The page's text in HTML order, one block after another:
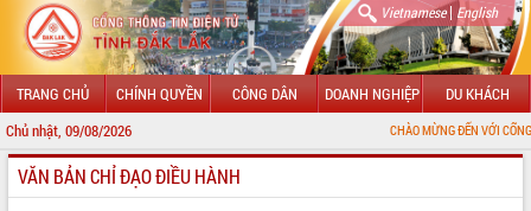
Vietnamese| English
TRANG CHỦ CHÍNH QUYỀN CÔNG DÂN DOANH NGHIỆP DU KHÁCH
Chủ nhật, 09/08/2026 CHÀO MỪNG ĐẾN VỚI CỔNG THÔNG
GIỚI THIỆU
VĂN BẢN CHỈ ĐẠO ĐIỀU HÀNH